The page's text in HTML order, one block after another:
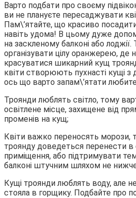
Варто подбати про своєму
ви не плануєте пересаджувати
Пам\’ятайте, що красиво
навіть удома! В цьому дуже
на заскленому балконі або
організувати цілу оранжерею, де
красуватися шикарний кущ
квіти створюють пухнасті кущі з
ось що варто запам\’ятати
Троянди люблять світло, тому
освітлене місце, захищене від
променів на кущ;
Квіти важко переносять морози,
троянду доведеться перенести
приміщення, або підтримувати
балконі штучним шляхом не нижче
Кущі троянди люблять воду, але
стояла в горщику. Подбайте про